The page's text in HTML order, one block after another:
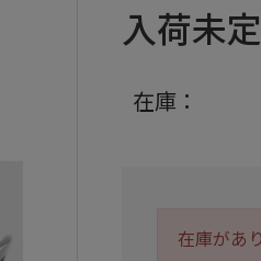
入荷未定
在庫：
在庫があ